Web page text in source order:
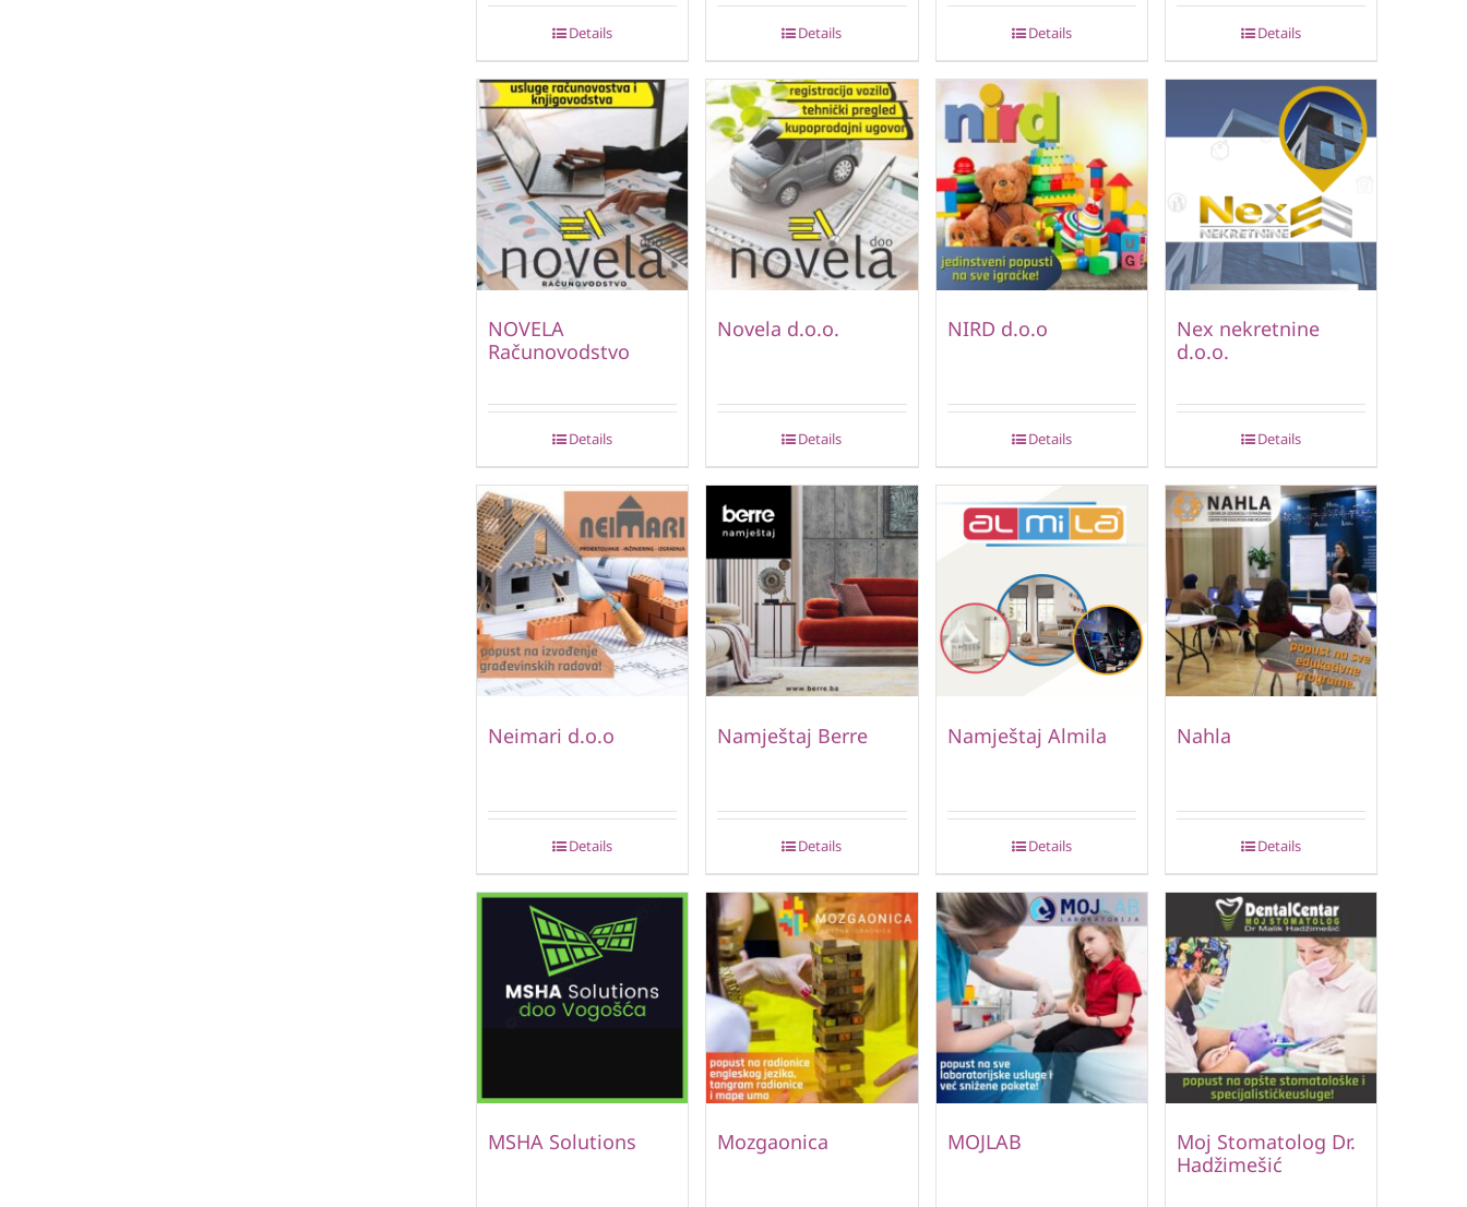
Details Details Details Details
NOVELA
Računovodstvo
Details
Novela d.o.o.
Details
NIRD d.o.o
Details
Nex nekretnine
d.o.o.
Details
Neimari d.o.o
Details
Namještaj Berre
Details
Namještaj Almila
Details
Nahla
Details
MSHA Solutions Mozgaonica MOJLAB
Moj Stomatolog Dr.
Hadžimešić